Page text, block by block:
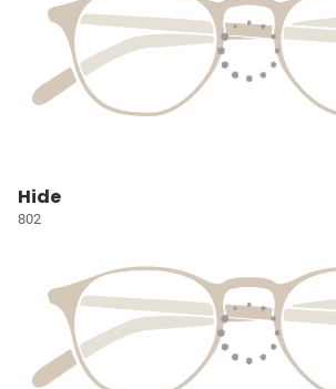
Hide
802